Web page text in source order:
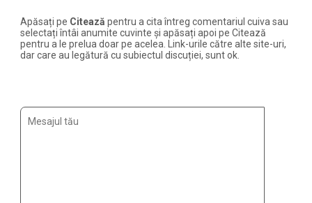
Apăsați pe Citează pentru a cita întreg comentariul cuiva sau
selectați întâi anumite cuvinte și apăsați apoi pe Citează
pentru a le prelua doar pe acelea. Link-urile către alte site-uri,
dar care au legătură cu subiectul discuției, sunt ok.